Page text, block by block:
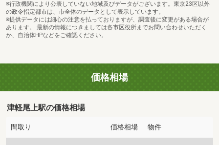
※行政機関により公表していない地域及びデータがございます。東京23区以外
の政令指定都市は、市全体のデータとして表示しています。
※提供データには細心の注意を払っておりますが、調査後に変更がある場合が
あります。 最新の情報につきましては各市区役所までお問い合わせいただく
か、自治体HPなどをご確認ください。
価格相場
津軽尾上駅の価格相場
間取り 価格相場 物件